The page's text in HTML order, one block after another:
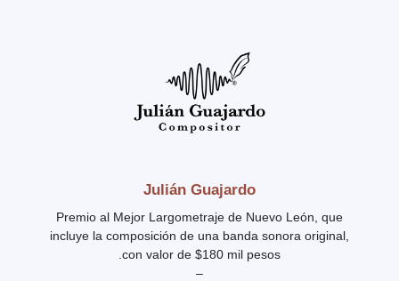
Julián Guajardo
Premio al Mejor Largometraje de Nuevo León, que
incluye la composición de una banda sonora original,
con valor de $180 mil pesos.
–